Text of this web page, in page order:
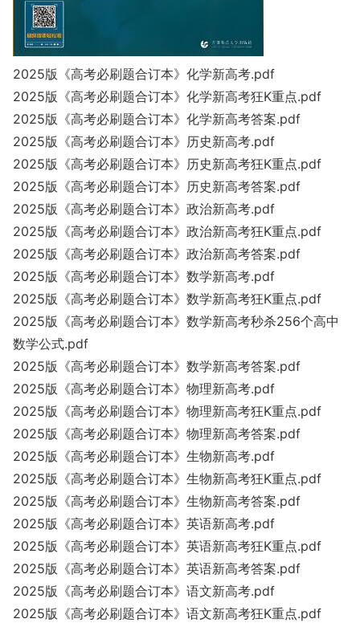
2025版《高考必刷题合订本》化学新高考.pdf
2025版《高考必刷题合订本》化学新高考狂K重点.pdf
2025版《高考必刷题合订本》化学新高考答案.pdf
2025版《高考必刷题合订本》历史新高考.pdf
2025版《高考必刷题合订本》历史新高考狂K重点.pdf
2025版《高考必刷题合订本》历史新高考答案.pdf
2025版《高考必刷题合订本》政治新高考.pdf
2025版《高考必刷题合订本》政治新高考狂K重点.pdf
2025版《高考必刷题合订本》政治新高考答案.pdf
2025版《高考必刷题合订本》数学新高考.pdf
2025版《高考必刷题合订本》数学新高考狂K重点.pdf
2025版《高考必刷题合订本》数学新高考秒杀256个高中
数学公式.pdf
2025版《高考必刷题合订本》数学新高考答案.pdf
2025版《高考必刷题合订本》物理新高考.pdf
2025版《高考必刷题合订本》物理新高考狂K重点.pdf
2025版《高考必刷题合订本》物理新高考答案.pdf
2025版《高考必刷题合订本》生物新高考.pdf
2025版《高考必刷题合订本》生物新高考狂K重点.pdf
2025版《高考必刷题合订本》生物新高考答案.pdf
2025版《高考必刷题合订本》英语新高考.pdf
2025版《高考必刷题合订本》英语新高考狂K重点.pdf
2025版《高考必刷题合订本》英语新高考答案.pdf
2025版《高考必刷题合订本》语文新高考.pdf
2025版《高考必刷题合订本》语文新高考狂K重点.pdf